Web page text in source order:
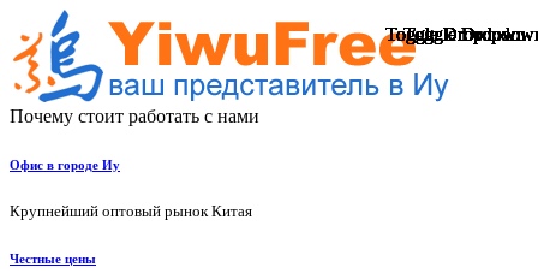
Почему стоит работать с нами
Офис в городе Иу
Крупнейший оптовый рынок Китая
Честные цены
Toggle
Toggle Dropdown
Toggle
Toggle
Toggle Dropdown
Toggle
Toggle Dropdown
Toggle Dropdown
Toggle Dropdown
Toggle Dropdown
Toggle Dropdown
Toggle Dropdown
Toggle Dropdown
Toggle Dropdown
Toggle Dropdown
Toggle Dropdown
Toggle Dropdown
Toggle Dropdown
Toggle
Toggle